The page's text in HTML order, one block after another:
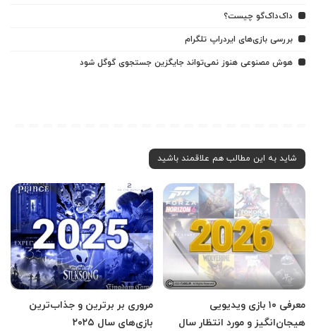
داک‌داک‌گو چیست؟
بررسی بازی‌های ایردراپ تلگرام
هوش مصنوعی هنوز نمی‌تواند جایگزین جستجوی گوگل شود
شاید به این مطالب هم علاقمند باشید
معرفی ۱۰ بازی ویدیویی
هیجان‌انگیز و مورد انتظار سال
مروری بر برترین و جذاب‌ترین
بازی‌های سال ۲۰۲۵